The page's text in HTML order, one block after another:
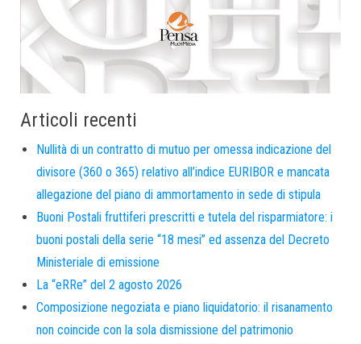
Articoli recenti
Nullità di un contratto di mutuo per omessa indicazione del
divisore (360 o 365) relativo all’indice EURIBOR e mancata
allegazione del piano di ammortamento in sede di stipula
Buoni Postali fruttiferi prescritti e tutela del risparmiatore: i
buoni postali della serie “18 mesi” ed assenza del Decreto
Ministeriale di emissione
La “eRRe” del 2 agosto 2026
Composizione negoziata e piano liquidatorio: il risanamento
non coincide con la sola dismissione del patrimonio